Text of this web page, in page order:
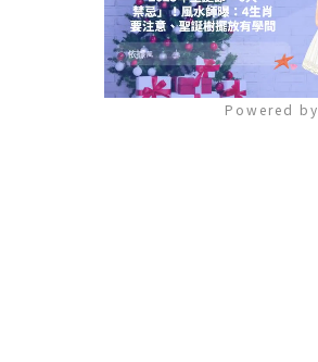
Powered by